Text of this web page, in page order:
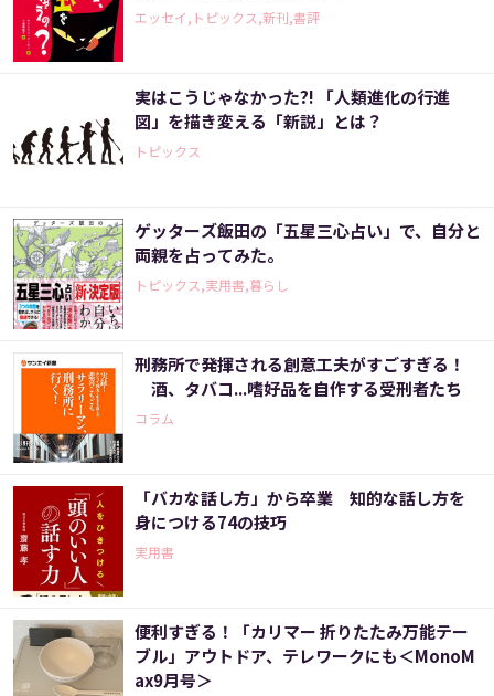
エッセイ,トピックス,新刊,書評
実はこうじゃなかった?! 「人類進化の行進
図」を描き変える「新説」とは？
トピックス
ゲッターズ飯田の「五星三心占い」で、自分と
両親を占ってみた。
トピックス,実用書,暮らし
刑務所で発揮される創意工夫がすごすぎる！
酒、タバコ...嗜好品を自作する受刑者たち
コラム
「バカな話し方」から卒業 知的な話し方を
身につける74の技巧
実用書
便利すぎる！「カリマー 折りたたみ万能テー
ブル」アウトドア、テレワークにも＜MonoM
ax9月号＞